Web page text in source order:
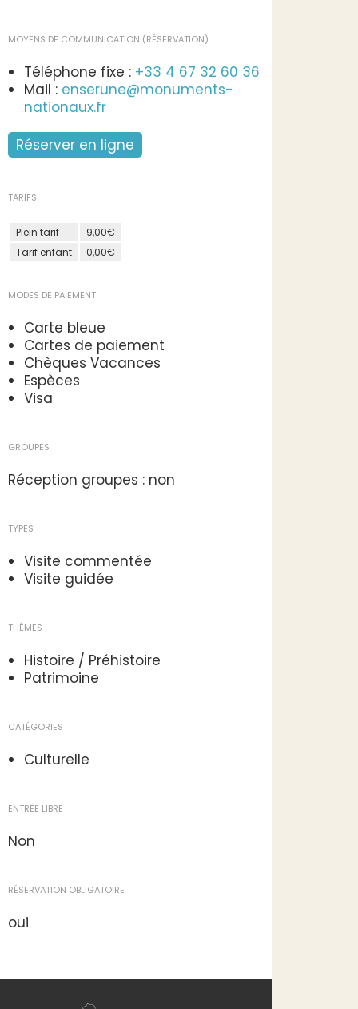
MOYENS DE COMMUNICATION (RÉSERVATION)
Téléphone fixe : +33 4 67 32 60 36
Mail : enserune@monuments-
nationaux.fr
Réserver en ligne
TARIFS
Plein tarif
9,00€
Tarif enfant
0,00€
MODES DE PAIEMENT
Carte bleue
Cartes de paiement
Chèques Vacances
Espèces
Visa
GROUPES
Réception groupes : non
TYPES
Visite commentée
Visite guidée
THÈMES
Histoire / Préhistoire
Patrimoine
CATÉGORIES
Culturelle
ENTRÉE LIBRE
Non
RÉSERVATION OBLIGATOIRE
oui